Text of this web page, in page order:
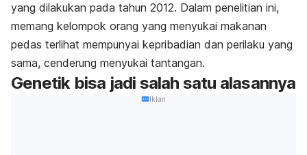
yang dilakukan pada tahun 2012. Dalam penelitian ini,
memang kelompok orang yang menyukai makanan
pedas terlihat mempunyai kepribadian dan perilaku yang
sama, cenderung menyukai tantangan.
Genetik bisa jadi salah satu alasannya
Iklan